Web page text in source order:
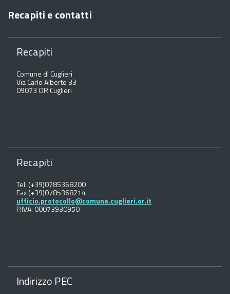
Recapiti e contatti
Recapiti
Comune di Cuglieri
Via Carlo Alberto 33
09073 OR Cuglieri
Recapiti
Tel. (+39)0785368200
Fax (+39)0785368214
ufficio.protocollo@comune.cuglieri.or.it
P.IVA: 00073930950
Indirizzo PEC